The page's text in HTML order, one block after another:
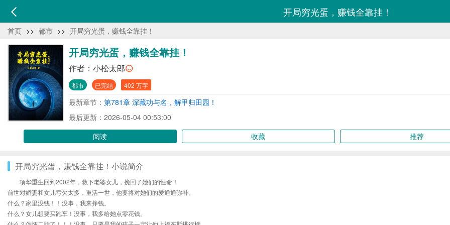
开局穷光蛋，赚钱全靠挂！
首页 >> 都市 >> 开局穷光蛋，赚钱全靠挂！
开局穷光蛋，赚钱全靠挂！
作者： 小松太郎
都市 已完结 402 万字
最新章节： 第781章 深藏功与名，解甲归田园！
最后更新：2026-05-04 00:53:00
阅读
收藏 推荐
开局穷光蛋，赚钱全靠挂！小说简介
项华重生回到2002年，救下老婆女儿，挽回了她们的性命！
前世对娇妻和女儿亏欠太多，重活一世，他要将对她们的爱通通弥补。
什么？家里没钱！！没事，我来挣钱。
什么？女儿想要买跑车！没事，我多给她点零花钱。